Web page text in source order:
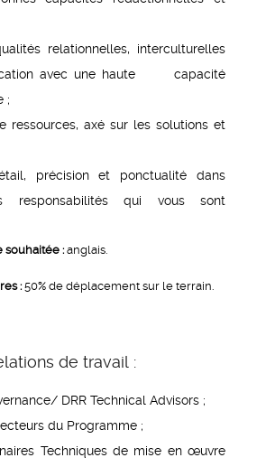
relationnelles, interculturelles
avec une haute capacité
;
ressources, axé sur les solutions et
précision et ponctualité dans
responsabilités qui vous sont
souhaitée :anglais.
:50% de déplacement sur le terrain.
de travail :
DRR Technical Advisors ;
du Programme ;
Techniques de mise en œuvre